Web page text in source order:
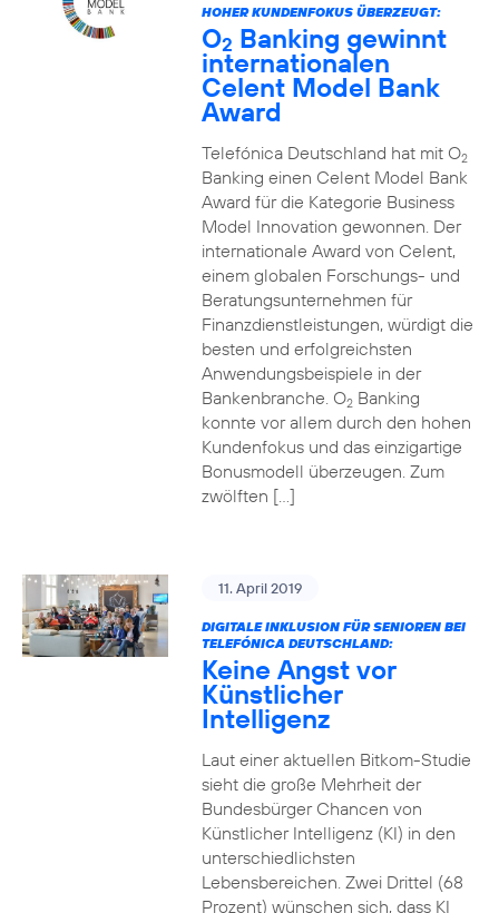
HOHER KUNDENFOKUS ÜBERZEUGT:
O2 Banking gewinnt
internationalen
Celent Model Bank
Award
Telefónica Deutschland hat mit O2
Banking einen Celent Model Bank
Award für die Kategorie Business
Model Innovation gewonnen. Der
internationale Award von Celent,
einem globalen Forschungs- und
Beratungsunternehmen für
Finanzdienstleistungen, würdigt die
besten und erfolgreichsten
Anwendungsbeispiele in der
Bankenbranche. O2Banking
konnte vor allem durch den hohen
Kundenfokus und das einzigartige
Bonusmodell überzeugen. Zum
zwölften […]
11. April 2019
DIGITALE INKLUSION FÜR SENIOREN BEI
TELEFÓNICA DEUTSCHLAND:
Keine Angst vor
Künstlicher
Intelligenz
Laut einer aktuellen Bitkom-Studie
sieht die große Mehrheit der
Bundesbürger Chancen von
Künstlicher Intelligenz (KI) in den
unterschiedlichsten
Lebensbereichen. Zwei Drittel (68
Prozent) wünschen sich, dass KI